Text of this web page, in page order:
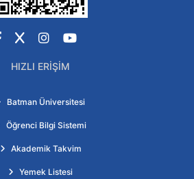
Facebook
X Instagram
YouTube
HIZLI ERIŞIM
Batman Üniversitesi
Öğrenci Bilgi Sistemi
Akademik Takvim
Yemek Listesi